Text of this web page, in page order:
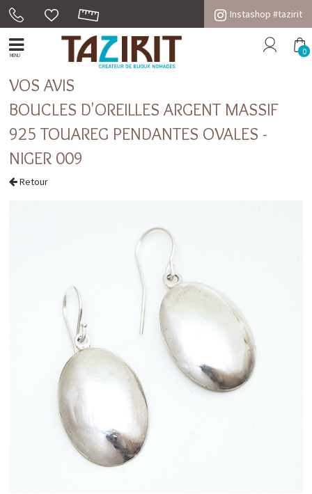
Instashop #tazirit
MENU 0
VOS AVIS
BOUCLES D'OREILLES ARGENT MASSIF
925 TOUAREG PENDANTES OVALES -
NIGER 009
Retour